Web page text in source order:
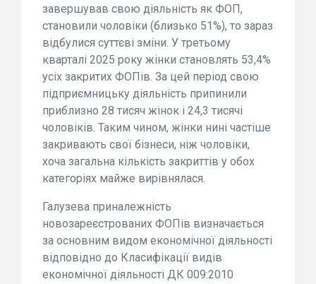
завершував свою діяльність як ФОП,
становили чоловіки (близько 51%), то зараз
відбулися суттєві зміни. У третьому
кварталі 2025 року жінки становлять 53,4%
усіх закритих ФОПів. За цей період свою
підприємницьку діяльність припинили
приблизно 28 тисяч жінок і 24,3 тисячі
чоловіків. Таким чином, жінки нині частіше
закривають свої бізнеси, ніж чоловіки,
хоча загальна кількість закриттів у обох
категоріях майже вирівнялася.
Галузева приналежність
новозареєстрованих ФОПів визначається
за основним видом економічної діяльності
відповідно до Класифікації видів
економічної діяльності ДК 009:2010